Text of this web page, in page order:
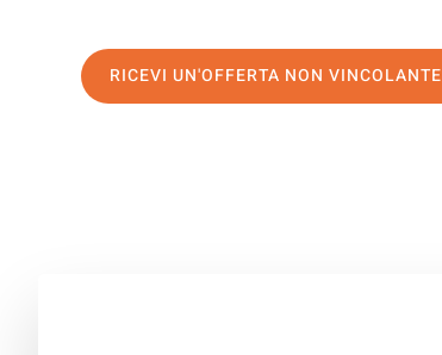
RICEVI UN'OFFERTA NON VINCOLANTE